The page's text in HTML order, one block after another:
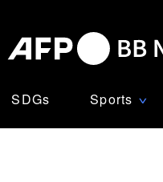
SDGs Sports ∨